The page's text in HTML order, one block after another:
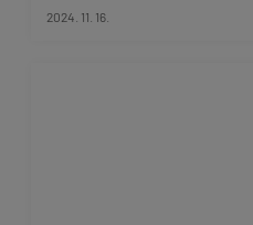
2024. 11. 16.